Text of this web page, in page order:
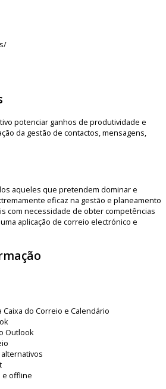
/
potenciar ganhos de produtividade e
da gestão de contactos, mensagens,
aqueles que pretendem dominar e
eficaz na gestão e planeamento
com necessidade de obter competências
aplicação de correio electrónico e
do Correio e Calendário
Outlook
alternativos
e offline